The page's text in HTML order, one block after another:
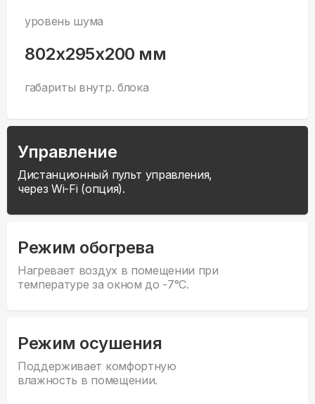
уровень шума
802x295x200 мм
габариты внутр. блока
Управление
Дистанционный пульт управления,
через Wi-Fi (опция).
Режим обогрева
Нагревает воздух в помещении при
температуре за окном до -7°С.
Режим осушения
Поддерживает комфортную
влажность в помещении.